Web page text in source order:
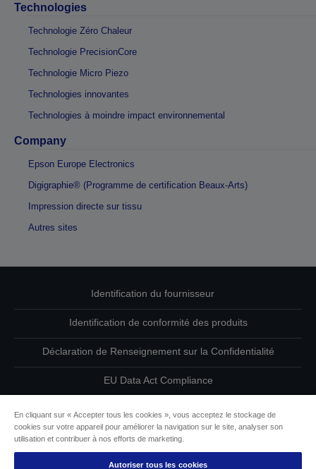
Technologies
Technologie Zéro Chaleur
Technologie PrecisionCore
Technologie Micro Piezo
Technologies innovantes
Technologies à moindre impact environnemental
Company
Epson Europe Electronics
Digigraphie® (Programme de certification Beaux-Arts)
Impression directe sur tissu
Autres sites
Identification du fournisseur
Identification de conformité des produits
Déclaration de Renseignement sur la Confidentialité
EU Data Act Compliance
Informations sur les cookies
L’engagement d’Epson pour l’accessibilité
En cliquant sur « Accepter tous les cookies », vous acceptez le stockage de
cookies sur votre appareil pour améliorer la navigation sur le site, analyser son
utilisation et contribuer à nos efforts de marketing.
Autoriser tous les cookies